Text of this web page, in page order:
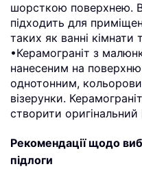
шорсткою поверхнею.
підходить для
таких як ванні кімнати
•Керамограніт з
нанесеним на
однотонним,
візерунки.
створити оригінальний
Рекомендації щодо
підлоги